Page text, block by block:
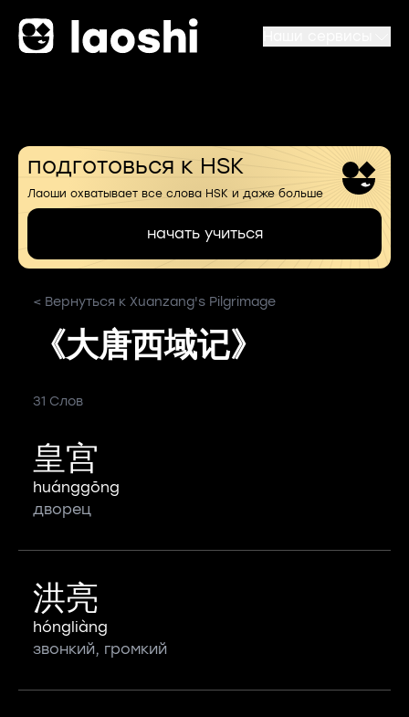
подготовься к HSK
Лаоши охватывает все слова HSK и даже больше
начать учиться
< Вернуться к Xuanzang's Pilgrimage
《大唐西域记》
31 Слов
皇宫
huánggōng
дворец
洪亮
hóngliàng
звонкий, громкий